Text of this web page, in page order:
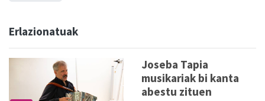
Erlazionatuak
Joseba Tapia
musikariak bi kanta
abestu zituen